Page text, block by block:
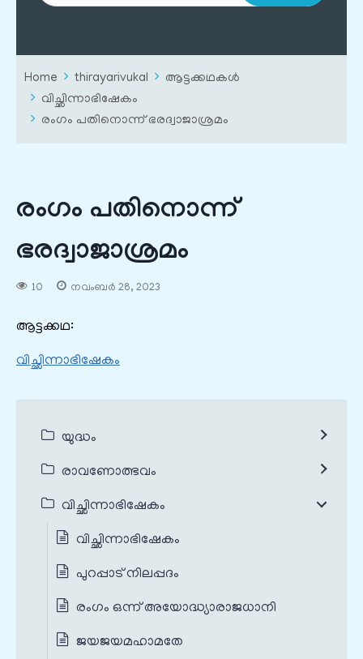
Home thirayarivukal
ആട്ടക്കഥകൾ
വിച്ഛിന്നാഭിഷേകം
രംഗം പതിനൊന്ന് ഭരദ്വാജാശ്രമം
രംഗം പതിനൊന്ന്
ഭരദ്വാജാശ്രമം
10 നവംബർ 28, 2023
ആട്ടക്കഥ:
വിച്ഛിന്നാഭിഷേകം
യുദ്ധം
രാവണോത്ഭവം
വിച്ഛിന്നാഭിഷേകം
വിച്ഛിന്നാഭിഷേകം
പുറപ്പാട് നിലപ്പദം
രംഗം ഒന്ന് അയോദ്ധ്യാരാജധാനി
ജയജയമഹാമതേ